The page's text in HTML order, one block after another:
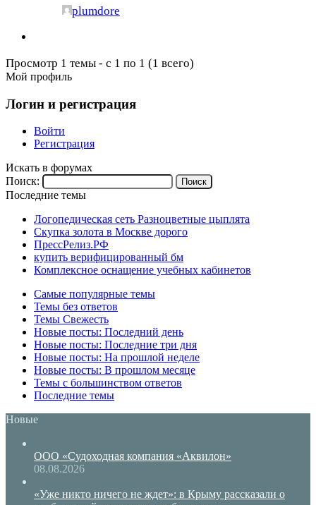
plumdore
Просмотр 1 темы - с 1 по 1 (1 всего)
Мой профиль
Логин и регистрация
Войти
Регистрация
Искать в форумах
Поиск:
Последние темы
Логопедическая сеть Разноцветные цыплята
Скупка золота в Москве дорого
ПрессРелиз.РФ
купить верифицированный бм
Комплексное оснащение учебных кабинетов
Самые популярные темы
Темы без ответов
Темы Свежесть
Новые посты: Последний день
Новые посты: Последние три дня
Новые посты: На прошлой неделе
Новые посты: В прошлом месяце
Темы с большинством ответов
Последние темы
Новые
ООО «Судоходная компания «Аквилон»
08.08.2026
«Уже никто ничего не ждет»: в Крыму рассказали о